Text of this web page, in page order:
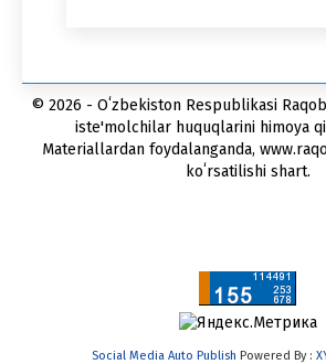
© 2026 - Oʻzbekiston Respublikasi
iste'molchilar huquqlarini himoya
Materiallardan foydalanganda,
koʻrsatilishi shart.
Social Media Auto Publish Powered By :